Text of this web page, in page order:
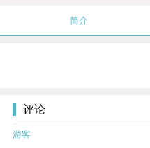
简介
评论
游客